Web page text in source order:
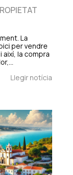
La
per vendre
així, la compra
Llegir notícia